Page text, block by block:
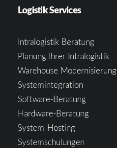
Logistik Services
Intralogistik Beratung
Planung Ihrer Intralogistik
Warehouse Modernisierung
Systemintegration
Software-Beratung
Hardware-Beratung
System-Hosting
Systemschulungen